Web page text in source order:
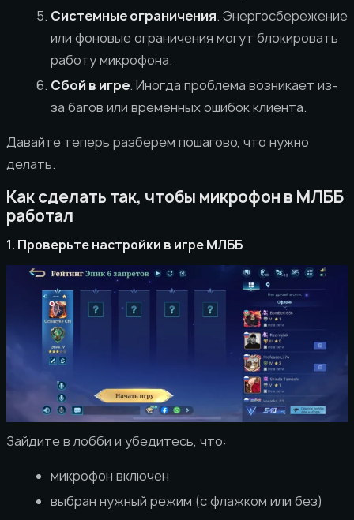
Системные ограничения. Энергосбережение
или фоновые ограничения могут блокировать
работу микрофона.
Сбой в игре. Иногда проблема возникает из-
за багов или временных ошибок клиента.
Давайте теперь разберем пошагово, что нужно
делать.
Как сделать так, чтобы микрофон в МЛББ
работал
1. Проверьте настройки в игре МЛББ
Зайдите в лобби и убедитесь, что:
микрофон включен
выбран нужный режим (с флажком или без)